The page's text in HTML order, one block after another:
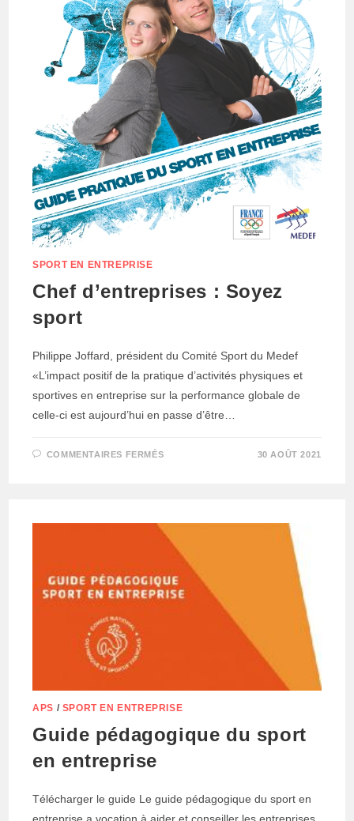
SPORT EN ENTREPRISE
Chef d’entreprises : Soyez
sport
Philippe Joffard, président du Comité Sport du Medef
«L’impact positif de la pratique d’activités physiques et
sportives en entreprise sur la performance globale de
celle-ci est aujourd’hui en passe d’être…
COMMENTAIRES FERMÉSSUR
30 AOÛT 2021
APS / SPORT EN ENTREPRISE
Guide pédagogique du sport
en entreprise
Télécharger le guide Le guide pédagogique du sport en